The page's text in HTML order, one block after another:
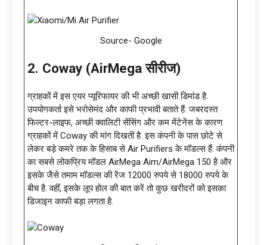
Source- Google
2. Coway (AirMega सीरीज)
ग्राहकों में इस एयर प्यूरिफायर की भी अच्छी खासी डिमांड है.
उपयोगकर्ता इसे भरोसेमंद और काफी प्रभावी बताते हैं. जबरदस्त
फिल्टर-लाइफ, अच्छी क्वालिटी सेंसिंग और कम मेंटेनेंस के कारण
ग्राहकों में Coway की मांग दिखती है. इस कंपनी के पास छोटे से
लेकर बड़े कमरे तक के हिसाब से Air Purifiers के मॉडल्स हैं. कंपनी
का सबसे लोकप्रिय मॉडल AirMega Aim/AirMega 150 है और
इसके जैसे तमाम मॉडल्स की रेंज 12000 रुपये से 18000 रुपये के
बीच है. वहीं, इसके लूप होल की बात करें तो कुछ खरीदरों को इसका
डिजाइन काफी बड़ा लगता है.